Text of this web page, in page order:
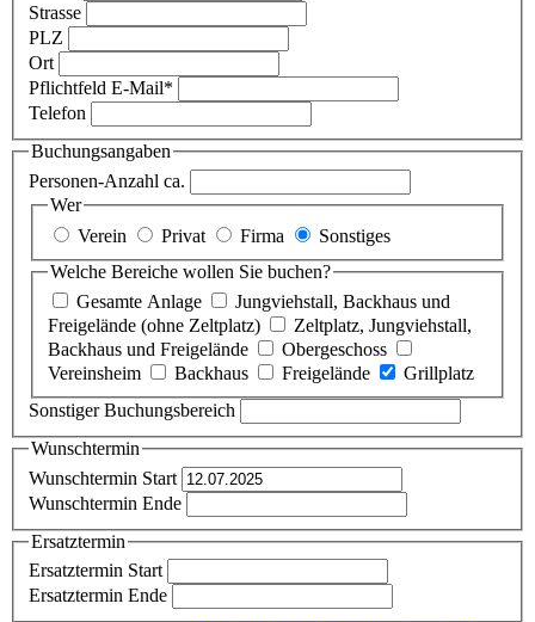
Strasse
PLZ
Ort
Pflichtfeld E-Mail*
Telefon
Buchungsangaben
Personen-Anzahl ca.
Wer
Verein
Privat Firma
Sonstiges
Welche Bereiche wollen Sie buchen?
Gesamte Anlage
Jungviehstall, Backhaus und
Freigelände (ohne Zeltplatz)
Zeltplatz, Jungviehstall,
Backhaus und Freigelände
Obergeschoss
Vereinsheim
Backhaus Freigelände
Grillplatz
Sonstiger Buchungsbereich
Wunschtermin
Wunschtermin Start
Wunschtermin Ende
Ersatztermin
Ersatztermin Start
Ersatztermin Ende